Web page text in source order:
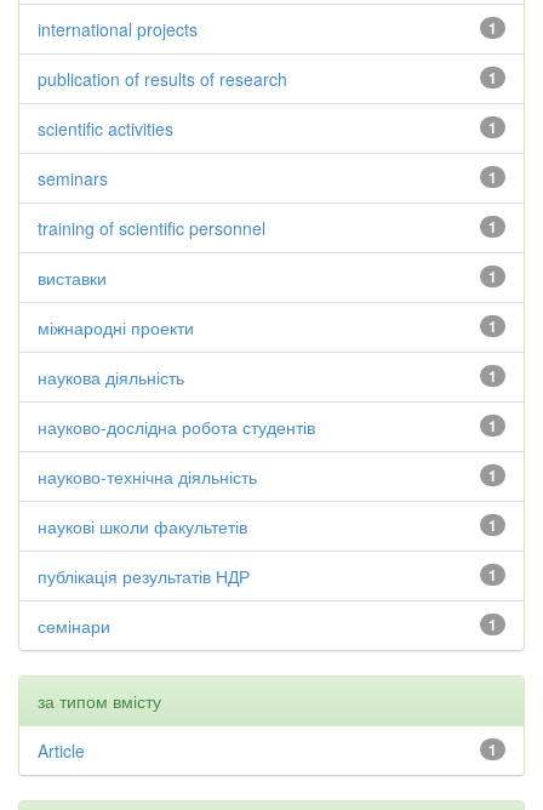
1
international projects
1
publication of results of research
1
scientific activities
1
seminars
1
training of scientific personnel
1
виставки
1
міжнародні проекти
1
наукова діяльність
1
науково-дослідна робота студентів
1
науково-технічна діяльність
1
наукові школи факультетів
1
публікація результатів НДР
1
семінари
за типом вмісту
1
Article